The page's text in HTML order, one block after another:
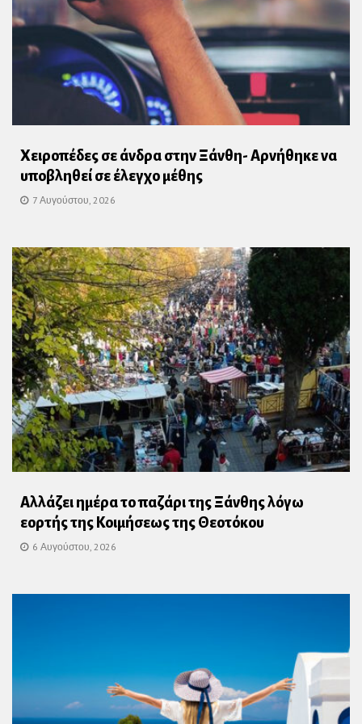
Χειροπέδες σε άνδρα στην Ξάνθη- Αρνήθηκε να
υποβληθεί σε έλεγχο μέθης
7 Αυγούστου, 2026
Αλλάζει ημέρα το παζάρι της Ξάνθης λόγω
εορτής της Κοιμήσεως της Θεοτόκου
6 Αυγούστου, 2026